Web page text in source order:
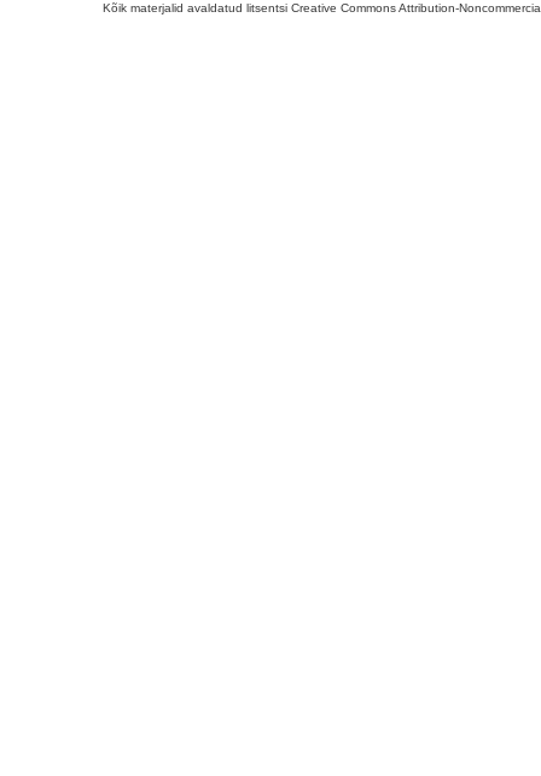
Kõik materjalid avaldatud litsentsi Creative Commons Attribution-